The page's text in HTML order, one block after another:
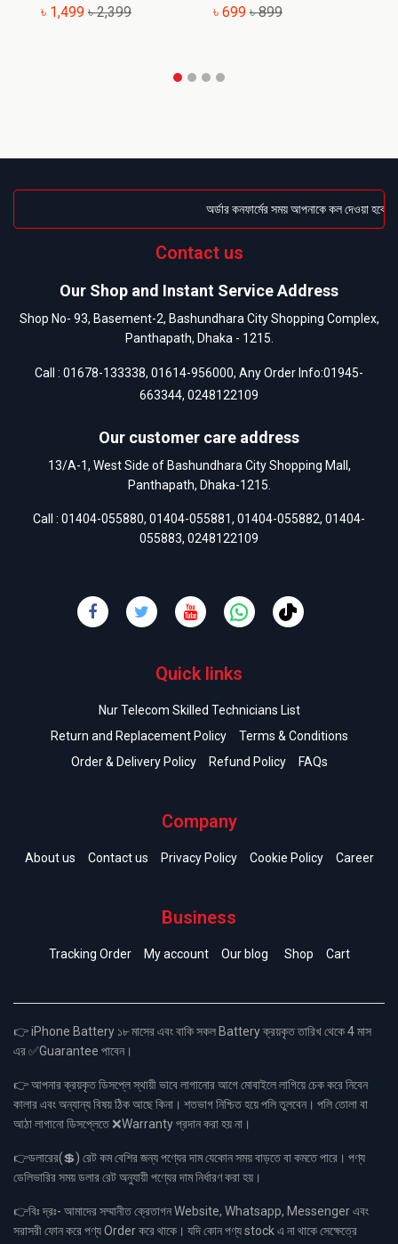
৳ 1,499 ৳ 2,399 ৳ 699 ৳ 899
অর্ডার কনফার্মের সময় আপনাকে কল দেওয়া হবে
Contact us
Our Shop and Instant Service Address
Shop No- 93, Basement-2, Bashundhara City Shopping Complex,
Panthapath, Dhaka - 1215.
Call : 01678-133338, 01614-956000, Any Order Info:01945-
663344, 0248122109
Our customer care address
13/A-1, West Side of Bashundhara City Shopping Mall,
Panthapath, Dhaka-1215.
Call : 01404-055880, 01404-055881, 01404-055882, 01404-
055883, 0248122109
Quick links
Nur Telecom Skilled Technicians List
Return and Replacement Policy
Terms & Conditions
Order & Delivery Policy
Refund Policy FAQs
Company
About us Contact us Privacy Policy Cookie Policy Career
Business
Tracking Order My account Our blog Shop Cart
👉 iPhone Battery ১৮ মাসের এবং বাকি সকল Battery ক্রয়কৃত তারিখ থেকে 4 মাস
এর ✅Guarantee পাবেন।
👉 আপনার ক্রয়কৃত ডিসপ্লে স্থায়ী ভাবে লাগানোর আগে মোবাইলে লাগিয়ে চেক করে নিবেন
কালার এবং অন্যান্য বিষয় ঠিক আছে কিনা। শতভাগ নিশ্চিত হয়ে পলি তুলবেন। পলি তোলা বা
আঠা লাগানো ডিসপ্লেতে ❌Warranty প্রদান করা হয় না।
👉ডলারের(💲) রেট কম বেশির জন্য পণ্যের দাম যেকোন সময় বাড়তে বা কমতে পারে। পণ্য
ডেলিভারির সময় ডলার রেট অনুযায়ী পণ্যের দাম নির্ধারণ করা হয়।
👉বিঃ দ্রঃ- আমাদের সম্মানীত ক্রেতাগন Website, Whatsapp, Messenger এবং
সরাসরী ফোন করে পণ্য Order করে থাকে। যদি কোন পণ্য stock এ না থাকে সেক্ষেত্রে